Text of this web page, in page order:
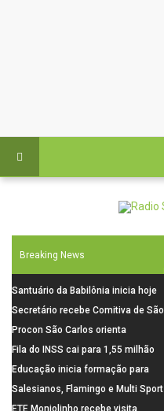
Breaking News
Santuário da Babilônia inicia hoje
(06), uma programação especial
para os seus 160 anos de história.
Secretário recebe Comitiva de São
Carlos para debater investimentos
em rodovias
Procon São Carlos orienta
consumidores sobre cuidados
nas compras para o Dia dos Pais
Fila do INSS cai para 1,55 milhão
em julho, com alta de 66,5% nos
pedidos negados em 2026
Educação inicia formação para
elaboração do novo Plano
Municipal
Salesianos, Flamingo e Multi Sport
vão representar São Carlos no
ETE Monjolinho recebe visita